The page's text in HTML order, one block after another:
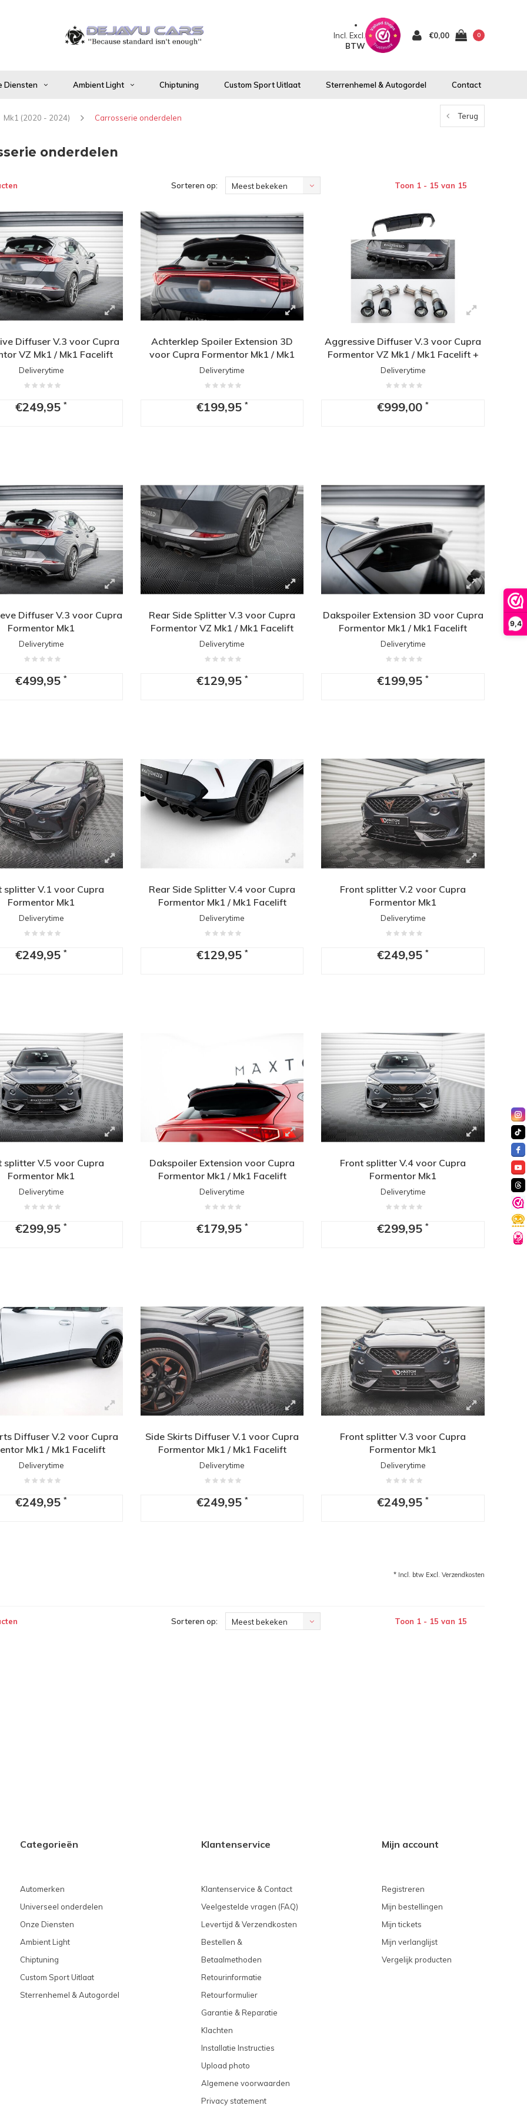
9,4
Incl. Excl.
BTW
€0,00 0
Diensten Ambient Light Chiptuning Custom Sport Uitlaat Sterrenhemel & Autogordel Contact
Mk1 (2020 - 2024) Carrosserie onderdelen Terug
onderdelen
Sorteren op: Meest bekeken Toon 1 - 15 van 15
Diffuser V.3 voor Cupra
VZ Mk1 / Mk1 Facelift
Deliverytime
€249,95*
Achterklep Spoiler Extension 3D
voor Cupra Formentor Mk1 / Mk1
Facelift
Deliverytime
€199,95 *
Aggressive Diffuser V.3 voor Cupra
Formentor VZ Mk1 / Mk1 Facelift +
Uitlaat tips
Deliverytime
€999,00*
Diffuser V.3 voor Cupra
Formentor Mk1
Deliverytime
€499,95*
Rear Side Splitter V.3 voor Cupra
Formentor VZ Mk1 / Mk1 Facelift
Deliverytime
€129,95 *
Dakspoiler Extension 3D voor Cupra
Formentor Mk1 / Mk1 Facelift
Deliverytime
€199,95*
splitter V.1 voor Cupra
Formentor Mk1
Deliverytime
€249,95*
Rear Side Splitter V.4 voor Cupra
Formentor Mk1 / Mk1 Facelift
Deliverytime
€129,95 *
Front splitter V.2 voor Cupra
Formentor Mk1
Deliverytime
€249,95*
splitter V.5 voor Cupra
Formentor Mk1
Deliverytime
€299,95*
Dakspoiler Extension voor Cupra
Formentor Mk1 / Mk1 Facelift
Deliverytime
€179,95 *
Front splitter V.4 voor Cupra
Formentor Mk1
Deliverytime
€299,95*
Diffuser V.2 voor Cupra
Mk1 / Mk1 Facelift
Deliverytime
€249,95*
Side Skirts Diffuser V.1 voor Cupra
Formentor Mk1 / Mk1 Facelift
Deliverytime
€249,95 *
Front splitter V.3 voor Cupra
Formentor Mk1
Deliverytime
€249,95*
* Incl. btw Excl. Verzendkosten
Sorteren op: Meest bekeken Toon 1 - 15 van 15
Categorieën
Automerken
Universeel onderdelen
Onze Diensten
Ambient Light
Chiptuning
Custom Sport Uitlaat
Sterrenhemel & Autogordel
Klantenservice
Klantenservice & Contact
Veelgestelde vragen (FAQ)
Levertijd & Verzendkosten
Bestellen &
Betaalmethoden
Retourinformatie
Retourformulier
Garantie & Reparatie
Klachten
Installatie Instructies
Upload photo
Algemene voorwaarden
Privacy statement
Mijn account
Registreren
Mijn bestellingen
Mijn tickets
Mijn verlanglijst
Vergelijk producten